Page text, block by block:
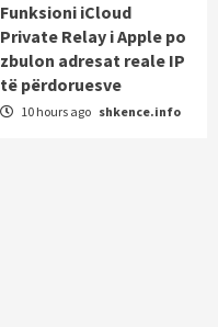
Funksioni iCloud
Private Relay i Apple po
zbulon adresat reale IP
të përdoruesve
10 hours ago shkence.info